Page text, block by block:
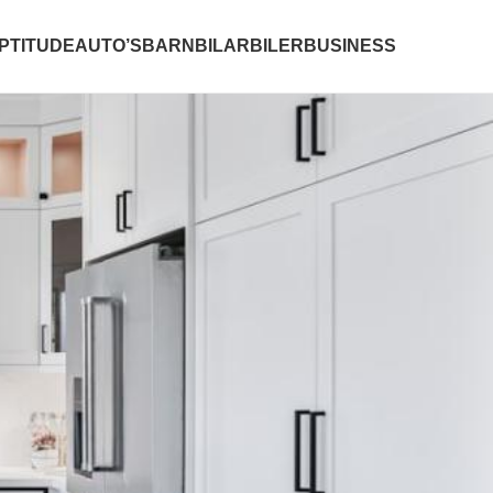
AUTO’S BARN BILAR BILER BUSINESS